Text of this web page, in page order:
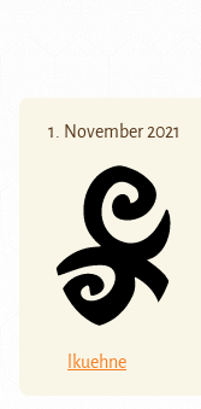
1. November 2021
lkuehne